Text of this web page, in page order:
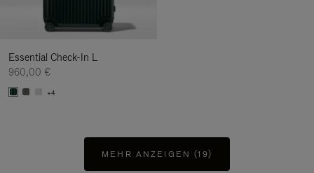
Essential Check-In L
960,00 €
+4
MEHR ANZEIGEN (19)